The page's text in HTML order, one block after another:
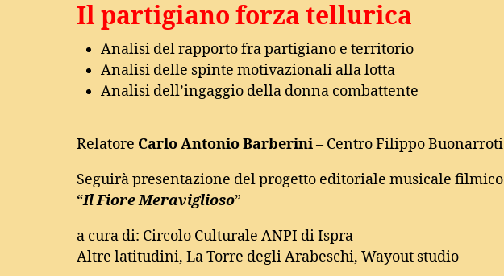
Il partigiano forza tellurica
Analisi del rapporto fra partigiano e territorio
Analisi delle spinte motivazionali alla lotta
Analisi dell’ingaggio della donna combattente
Relatore Carlo Antonio Barberini– Centro Filippo Buonarroti
Seguirà presentazione del progetto editoriale musicale filmico
“Il Fiore Meraviglioso”
a cura di: Circolo Culturale ANPI di Ispra
Altre latitudini, La Torre degli Arabeschi, Wayout studio